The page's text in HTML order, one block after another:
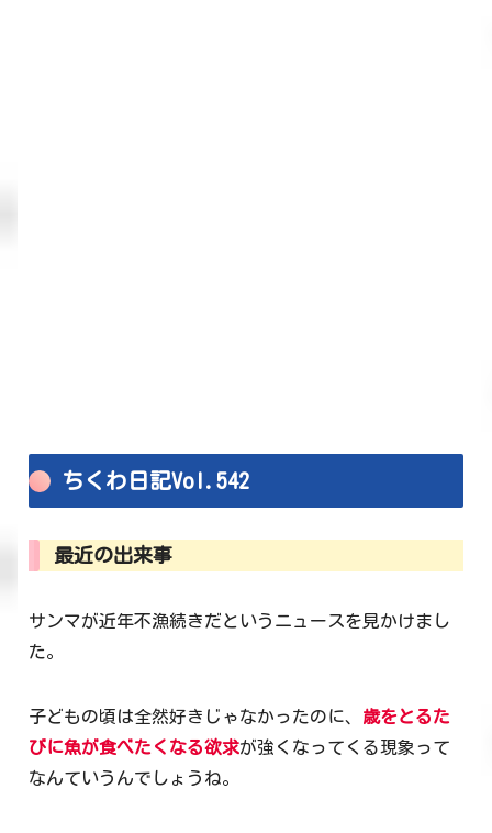
ちくわ日記Vol.542
最近の出来事
サンマが近年不漁続きだというニュースを見かけまし
た。
子どもの頃は全然好きじゃなかったのに、 歳をとるた
びに魚が食べたくなる欲求が強くなってくる現象って
なんていうんでしょうね。